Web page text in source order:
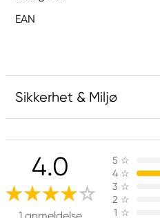
EAN
Sikkerhet & Miljø
Ansvarlig EU
Faber-Castell
Faber-Castell Ag
Nürnberger Straße 2
90546 Stein, Germany
4.0 5 ☆
4 ☆
3 ☆
2 ☆
1 ☆